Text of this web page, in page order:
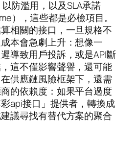
以防濫用，以及SLA承諾
），這些都是必檢項目。
相關的接口，一旦規格不
本會急劇上升：想像一
導致用戶投訴，或是API斷
這不僅影響聲譽，還可能
供應鏈風險框架下，還需
的依賴度：如果平台過度
api接口」提供者，轉換成
議尋找有替代方案的聚合